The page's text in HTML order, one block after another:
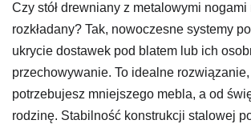
Czy stół drewniany z metalowymi nogami
rozkładany? Tak, nowoczesne systemy
ukrycie dostawek pod blatem lub ich
przechowywanie. To idealne
potrzebujesz mniejszego mebla, a od
rodzinę. Stabilność konstrukcji stalowej